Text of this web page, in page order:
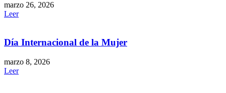
marzo 26, 2026
Leer
Día Internacional de la Mujer
marzo 8, 2026
Leer